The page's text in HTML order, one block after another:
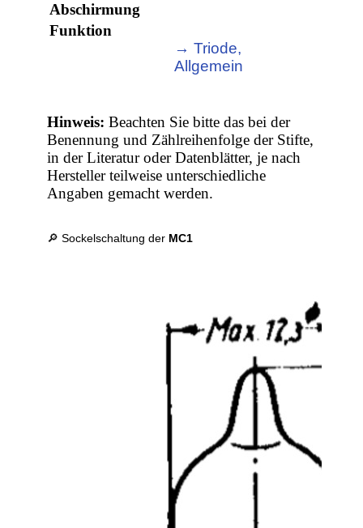
Abschirmung
Funktion
→ Triode,
Allgemein
Hinweis: Beachten Sie bitte das bei der
Benennung und Zählreihenfolge der Stifte,
in der Literatur oder Datenblätter, je nach
Hersteller teilweise unterschiedliche
Angaben gemacht werden.
🔎 Sockelschaltung der MC1